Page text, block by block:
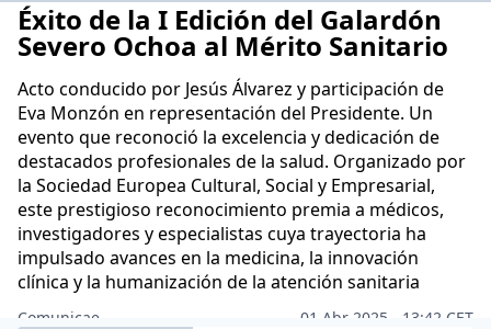
Éxito de la I Edición del Galardón
Severo Ochoa al Mérito Sanitario
Acto conducido por Jesús Álvarez y participación de
Eva Monzón en representación del Presidente. Un
evento que reconoció la excelencia y dedicación de
destacados profesionales de la salud. Organizado por
la Sociedad Europea Cultural, Social y Empresarial,
este prestigioso reconocimiento premia a médicos,
investigadores y especialistas cuya trayectoria ha
impulsado avances en la medicina, la innovación
clínica y la humanización de la atención sanitaria
Comunicae
01 Abr 2025 - 13:42 CET